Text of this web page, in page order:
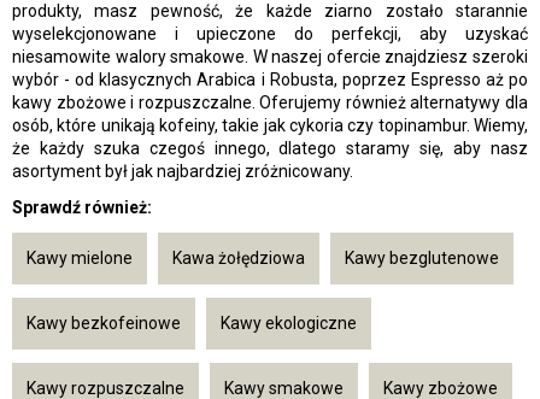
produkty, masz pewność, że każde ziarno zostało starannie
wyselekcjonowane i upieczone do perfekcji, aby uzyskać
niesamowite walory smakowe. W naszej ofercie znajdziesz szeroki
wybór - od klasycznych Arabica i Robusta, poprzez Espresso aż po
kawy zbożowe i rozpuszczalne. Oferujemy również alternatywy dla
osób, które unikają kofeiny, takie jak cykoria czy topinambur. Wiemy,
że każdy szuka czegoś innego, dlatego staramy się, aby nasz
asortyment był jak najbardziej zróżnicowany.
Sprawdź również:
Kawy mielone Kawa żołędziowa Kawy bezglutenowe
Kawy bezkofeinowe Kawy ekologiczne
Kawy rozpuszczalne Kawy smakowe Kawy zbożowe